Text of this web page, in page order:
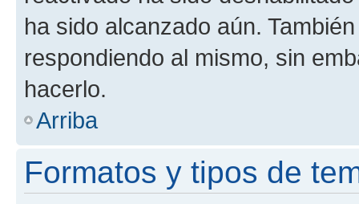
ha sido alcanzado aún.
respondiendo al mismo, sin
hacerlo.
Arriba
Formatos y tipos de